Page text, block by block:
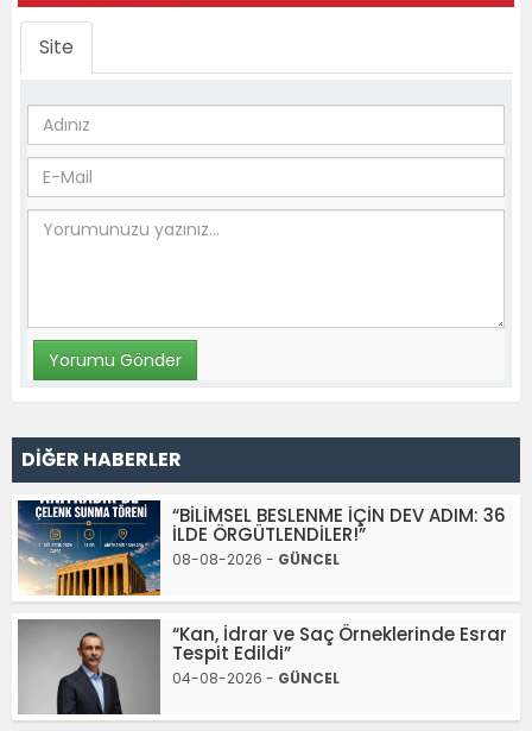
Site
DİĞER HABERLER
“BİLİMSEL BESLENME İÇİN DEV ADIM: 36
İLDE ÖRGÜTLENDİLER!”
08-08-2026 - GÜNCEL
“Kan, İdrar ve Saç Örneklerinde Esrar
Tespit Edildi”
04-08-2026 - GÜNCEL